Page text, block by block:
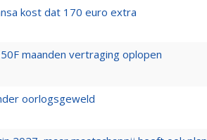
kost dat 170 euro extra
maanden vertraging oplopen
oorlogsgeweld